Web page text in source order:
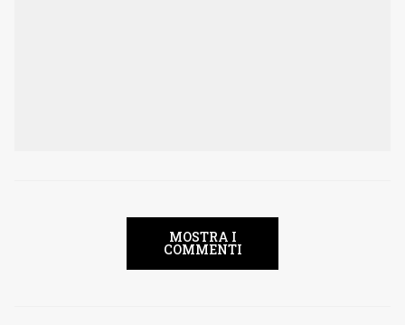
MOSTRA I
COMMENTI